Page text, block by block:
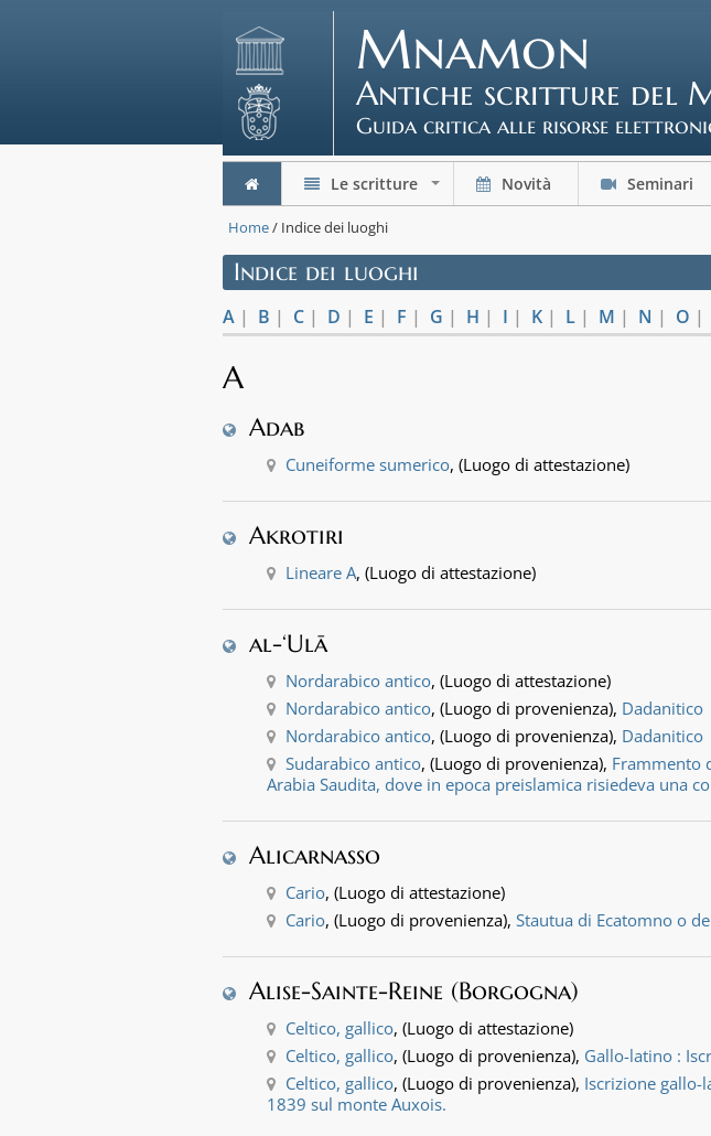
Mnamon
Antiche scritture del
Guida critica alle risorse
Le scritture Novità Seminari
Home/ Indice dei luoghi
Indice dei luoghi
A | B | C | D | E | F | G | H | I | K | L | M | N | O |
A
Adab
Cuneiforme sumerico, (Luogo di attestazione)
Akrotiri
Lineare A, (Luogo di attestazione)
al-‘Ulā
Nordarabico antico, (Luogo di attestazione)
Nordarabico antico, (Luogo di provenienza), Dadanitico
Nordarabico antico, (Luogo di provenienza), Dadanitico
Sudarabico antico, (Luogo di provenienza), Frammento
Arabia Saudita, dove in epoca preislamica risiedeva una
Alicarnasso
Cario, (Luogo di attestazione)
Cario, (Luogo di provenienza), Stautua di Ecatomno o
Alise-Sainte-Reine (Borgogna)
Celtico, gallico, (Luogo di attestazione)
Celtico, gallico, (Luogo di provenienza), Gallo-latino :
Celtico, gallico, (Luogo di provenienza), Iscrizione gallo-
1839 sul monte Auxois.